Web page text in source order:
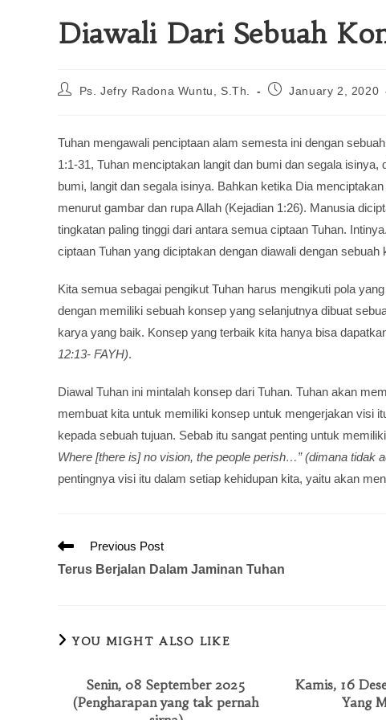
Diawali Dari Sebuah
Ps. Jefry Radona Wuntu, S.Th. January 2, 2020
Tuhan mengawali penciptaan alam semesta ini dengan
1:1-31, Tuhan menciptakan langit dan bumi dan segala
bumi, langit dan segala isinya. Bahkan ketika Dia
menurut gambar dan rupa Allah (Kejadian 1:26). Manusia
tingkatan paling tinggi dari antara semua ciptaan Tuhan.
ciptaan Tuhan yang diciptakan dengan diawali dengan sebuah
Kita semua sebagai pengikut Tuhan harus mengikuti pola
dengan memiliki sebuah konsep yang selanjutnya dibuat
karya yang baik. Konsep yang terbaik kita hanya bisa
12:13- FAYH).
Diawal Tuhan ini mintalah konsep dari Tuhan. Tuhan akan
membuat kita untuk memiliki konsep untuk mengerjakan visi
kepada sebuah tujuan. Sebab itu sangat penting untuk
Where [there is] no vision, the people perish…” (dimana tidak
pentingnya visi itu dalam setiap kehidupan kita, yaitu akan
Previous Post
Terus Berjalan Dalam Jaminan Tuhan
YOU MIGHT ALSO LIKE
Senin, 08 September 2025
(Pengharapan yang tak pernah
Kamis, 16
Yang